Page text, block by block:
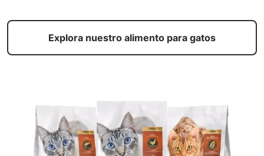
Explora nuestro alimento para gatos